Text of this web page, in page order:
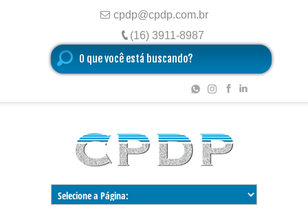
cpdp@cpdp.com.br
(16) 3911-8987